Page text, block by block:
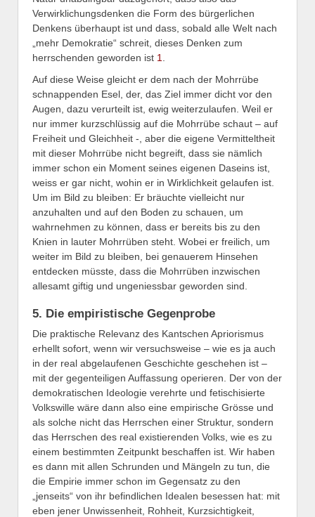
Verwirklichungsdenken die Form des bürgerlichen
Denkens überhaupt ist und dass, sobald alle Welt nach
„mehr Demokratie“ schreit, dieses Denken zum
herrschenden geworden ist 1
Auf diese Weise gleicht er dem nach der Mohrrübe
schnappenden Esel, der, das Ziel immer dicht vor den
Augen, dazu verurteilt ist, ewig weiterzulaufen. Weil er
nur immer kurzschlüssig auf die Mohrrübe schaut – auf
Freiheit und Gleichheit -, aber die eigene Vermitteltheit
mit dieser Mohrrübe nicht begreift, dass sie nämlich
immer schon ein Moment seines eigenen Daseins ist,
weiss er gar nicht, wohin er in Wirklichkeit gelaufen ist.
Um im Bild zu bleiben: Er bräuchte vielleicht nur
anzuhalten und auf den Boden zu schauen, um
wahrnehmen zu können, dass er bereits bis zu den
Knien in lauter Mohrrüben steht. Wobei er freilich, um
weiter im Bild zu bleiben, bei genauerem Hinsehen
entdecken müsste, dass die Mohrrüben inzwischen
allesamt giftig und ungeniessbar geworden sind.
5. Die empiristische Gegenprobe
Die praktische Relevanz des Kantschen Apriorismus
erhellt sofort, wenn wir versuchsweise – wie es ja auch
in der real abgelaufenen Geschichte geschehen ist –
mit der gegenteiligen Auffassung operieren. Der von der
demokratischen Ideologie verehrte und fetischisierte
Volkswille wäre dann also eine empirische Grösse und
als solche nicht das Herrschen einer Struktur, sondern
das Herrschen des real existierenden Volks, wie es zu
einem bestimmten Zeitpunkt beschaffen ist. Wir haben
es dann mit allen Schrunden und Mängeln zu tun, die
die Empirie immer schon im Gegensatz zu den
„jenseits“ von ihr befindlichen Idealen besessen hat: mit
eben jener Unwissenheit, Rohheit, Kurzsichtigkeit,